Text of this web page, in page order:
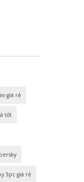
giá rẻ
tốt
3pc giá rẻ